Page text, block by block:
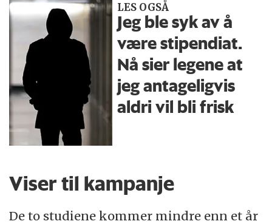
LES OGSÅ
Jeg ble syk av å
være stipendiat.
Nå sier legene at
jeg antageligvis
aldri vil bli frisk
Viser til kampanje
De to studiene kommer mindre enn et år